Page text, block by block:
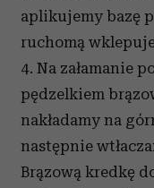
aplikujemy bazę
ruchomą
4. Na załamanie
pędzelkiem
nakładamy na
następnie
Brązową kredkę